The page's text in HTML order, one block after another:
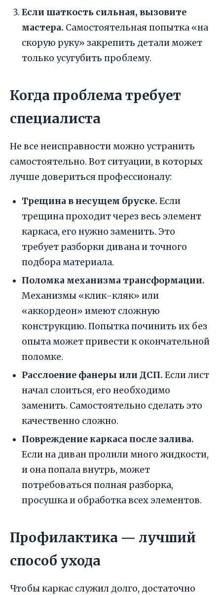
Если шаткость сильная, вызовите
мастера. Самостоятельная попытка «на
скорую руку» закрепить детали может
только усугубить проблему.
Когда проблема требует
специалиста
Не все неисправности можно устранить
самостоятельно. Вот ситуации, в которых
лучше довериться профессионалу:
Трещина в несущем бруске. Если
трещина проходит через весь элемент
каркаса, его нужно заменить. Это
требует разборки дивана и точного
подбора материала.
Поломка механизма трансформации.
Механизмы «клик-кляк» или
«аккордеон» имеют сложную
конструкцию. Попытка починить их без
опыта может привести к окончательной
поломке.
Расслоение фанеры или ДСП. Если лист
начал слоиться, его необходимо
заменить. Самостоятельно сделать это
качественно сложно.
Повреждение каркаса после залива.
Если на диван пролили много жидкости,
и она попала внутрь, может
потребоваться полная разборка,
просушка и обработка всех элементов.
Профилактика — лучший
способ ухода
Чтобы каркас служил долго, достаточно